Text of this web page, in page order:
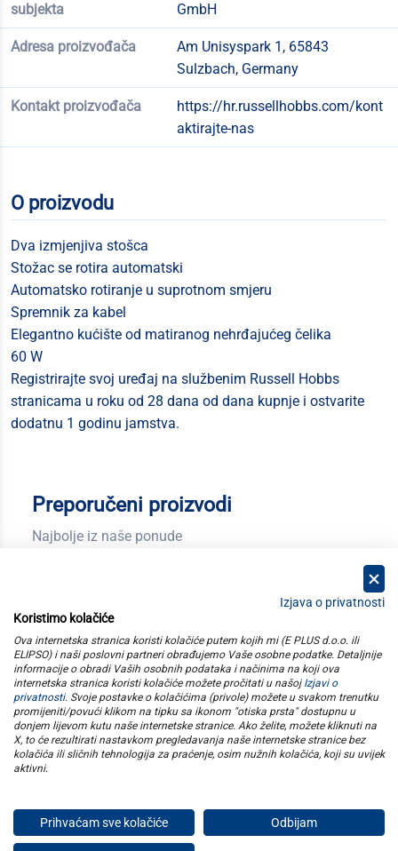
subjekta
GmbH
Adresa proizvođača
Am Unisyspark 1, 65843
Sulzbach, Germany
Kontakt proizvođača
https://hr.russellhobbs.com/kont
aktirajte-nas
O proizvodu
Dva izmjenjiva stošca
Stožac se rotira automatski
Automatsko rotiranje u suprotnom smjeru
Spremnik za kabel
Elegantno kućište od matiranog nehrđajućeg čelika
60 W
Registrirajte svoj uređaj na službenim Russell Hobbs
stranicama u roku od 28 dana od dana kupnje i ostvarite
dodatnu 1 godinu jamstva.
Preporučeni proizvodi
Najbolje iz naše ponude
kategorije
elipso
informacije
pratite nas
E plus d.o.o. © Copyright 2026
Izjava o privatnosti
Koristimo kolačiće
Ova internetska stranica koristi kolačiće putem kojih mi (E PLUS d.o.o. ili
ELIPSO) i naši poslovni partneri obrađujemo Vaše osobne podatke. Detaljnije
informacije o obradi Vaših osobnih podataka i načinima na koji ova
internetska stranica koristi kolačiće možete pročitati u našoj Izjavi o
privatnosti. Svoje postavke o kolačićima (privole) možete u svakom trenutku
promijeniti/povući klikom na tipku sa ikonom "otiska prsta" dostupnu u
donjem lijevom kutu naše internetske stranice. Ako želite, možete kliknuti na
X, to će rezultirati nastavkom pregledavanja naše internetske stranice bez
kolačića ili sličnih tehnologija za praćenje, osim nužnih kolačića, koji su uvijek
aktivni.
Prihvaćam sve kolačiće Odbijam